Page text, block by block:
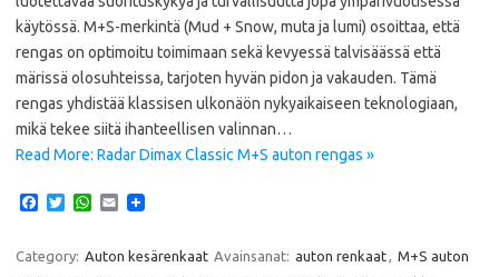
käytössä. M+S-merkintä (Mud + Snow, muta ja lumi) osoittaa, että
rengas on optimoitu toimimaan sekä kevyessä talvisäässä että
märissä olosuhteissa, tarjoten hyvän pidon ja vakauden. Tämä
rengas yhdistää klassisen ulkonäön nykyaikaiseen teknologiaan,
mikä tekee siitä ihanteellisen valinnan…
Read More: Radar Dimax Classic M+S auton rengas »
e
T
t
W
t
E
i
Category: Auton kesärenkaat Avainsanat: auton renkaat
M+S auton